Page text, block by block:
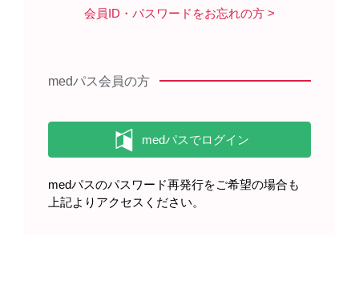
イベニティ
会員ID・パスワードをお忘れの方
medパス会員の方
medパスのパスワード再発行をご希望の場合も
上記よりアクセスください。